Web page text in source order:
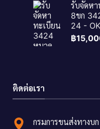
รับจัดห
8ขก
24 -
฿
ติดต่อเรา
กรมการขนส่งทาง